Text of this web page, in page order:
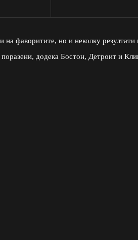
фаворитите, но и неколку
додека Бостон, Детроит и